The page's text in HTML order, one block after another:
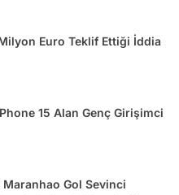
Euro Teklif Ettiği İddia
15 Alan Genç Girişimci
Gol Sevinci